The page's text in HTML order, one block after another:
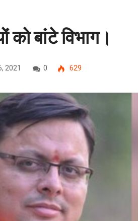
को बांटे विभाग।
2021 0 629